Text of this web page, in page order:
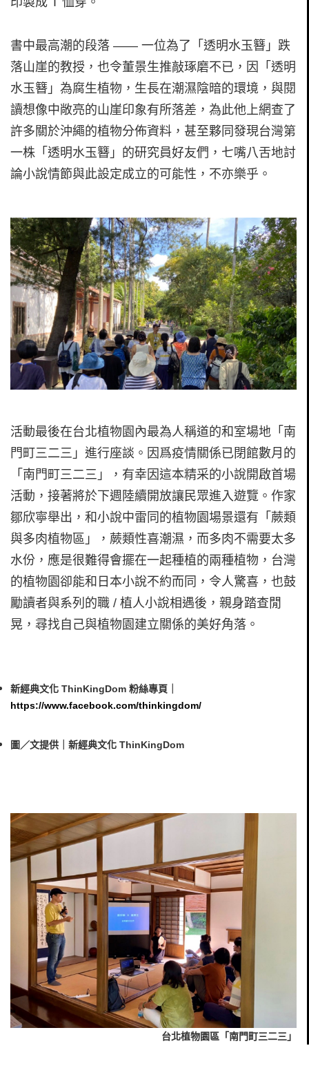
書中最高潮的段落 —— 一位為了「透明水玉簪」跌
落山崖的教授，也令董景生推敲琢磨不已，因「透明
水玉簪」為腐生植物，生長在潮濕陰暗的環境，與閱
讀想像中敞亮的山崖印象有所落差，為此他上網查了
許多關於沖繩的植物分佈資料，甚至夥同發現台灣第
一株「透明水玉簪」的研究員好友們，七嘴八舌地討
論小說情節與此設定成立的可能性，不亦樂乎。
活動最後在台北植物園內最為人稱道的和室場地「南
門町三二三」進行座談。因爲疫情關係已閉館數月的
「南門町三二三」，有幸因這本精采的小說開啟首場
活動，接著將於下週陸續開放讓民眾進入遊覽。作家
鄒欣寧舉出，和小說中雷同的植物園場景還有「蕨類
與多肉植物區」，蕨類性喜潮濕，而多肉不需要太多
水份，應是很難得會擺在一起種植的兩種植物，台灣
的植物園卻能和日本小說不約而同，令人驚喜，也鼓
勵讀者與系列的職 / 植人小說相遇後，親身踏查閒
晃，尋找自己與植物園建立關係的美好角落。
新經典文化 ThinKingDom 粉絲專頁｜
https://www.facebook.com/thinkingdom/
圖／文提供｜新經典文化 ThinKingDom
台北植物園區「南門町三二三」